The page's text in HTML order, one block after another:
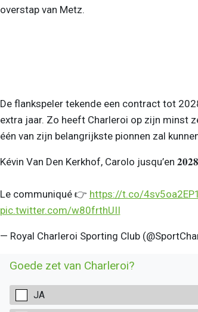
overstap van Metz.
De flankspeler tekende een contract tot
extra jaar. Zo heeft Charleroi op zijn minst
één van zijn belangrijkste pionnen zal
Kévin Van Den Kerkhof, Carolo jusqu’en
Le communiqué 👉 https://t.co/4sv5oa2EP1
pic.twitter.com/w80frthUII
— Royal Charleroi Sporting Club
Goede zet van Charleroi?
JA